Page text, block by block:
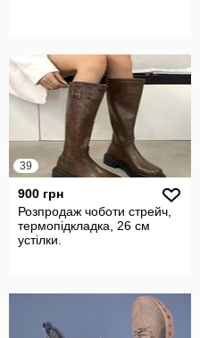
39
900 грн
Розпродаж чоботи стрейч,
термопідкладка, 26 см
устілки.